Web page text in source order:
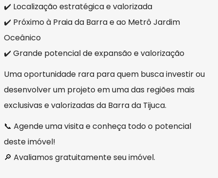
✔️ Localização estratégica e valorizada
✔️ Próximo à Praia da Barra e ao Metrô Jardim
Oceânico
✔️ Grande potencial de expansão e valorização
Uma oportunidade rara para quem busca investir ou
desenvolver um projeto em uma das regiões mais
exclusivas e valorizadas da Barra da Tijuca.
📞 Agende uma visita e conheça todo o potencial
deste imóvel!
🔎 Avaliamos gratuitamente seu imóvel.